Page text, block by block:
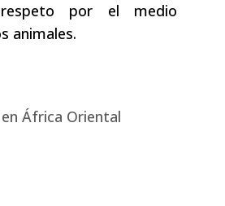
por el medio
animales.
África Oriental